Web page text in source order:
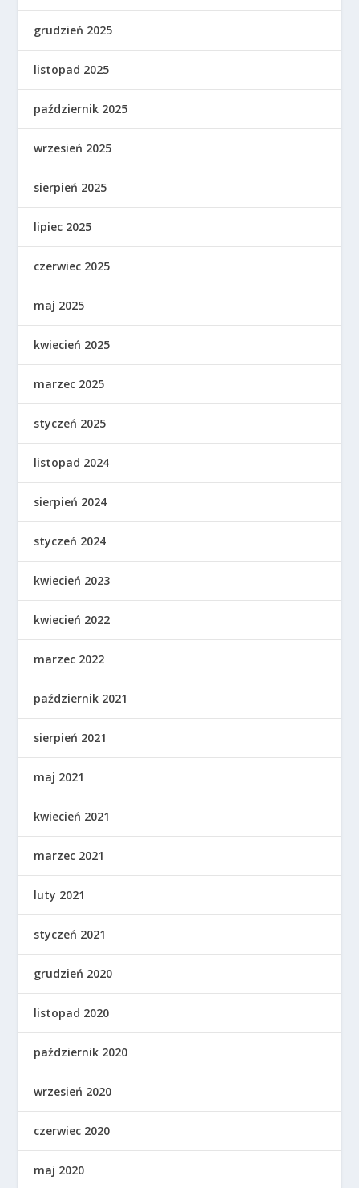
grudzień 2025
listopad 2025
październik 2025
wrzesień 2025
sierpień 2025
lipiec 2025
czerwiec 2025
maj 2025
kwiecień 2025
marzec 2025
styczeń 2025
listopad 2024
sierpień 2024
styczeń 2024
kwiecień 2023
kwiecień 2022
marzec 2022
październik 2021
sierpień 2021
maj 2021
kwiecień 2021
marzec 2021
luty 2021
styczeń 2021
grudzień 2020
listopad 2020
październik 2020
wrzesień 2020
czerwiec 2020
maj 2020